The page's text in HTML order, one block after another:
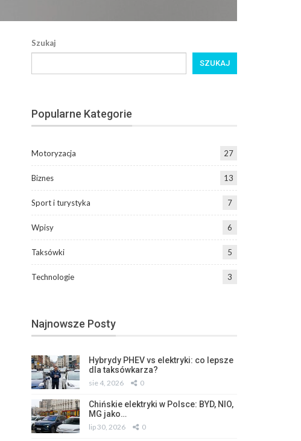
Szukaj
SZUKAJ
Popularne Kategorie
Motoryzacja 27
Biznes 13
Sport i turystyka 7
Wpisy 6
Taksówki 5
Technologie 3
Najnowsze Posty
Hybrydy PHEV vs elektryki: co lepsze
dla taksówkarza?
sie 4, 2026 0
Chińskie elektryki w Polsce: BYD, NIO,
MG jako…
lip 30, 2026 0